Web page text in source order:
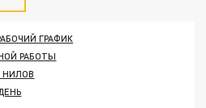
ГРАФИК
РАБОТЫ
НИЛОВ